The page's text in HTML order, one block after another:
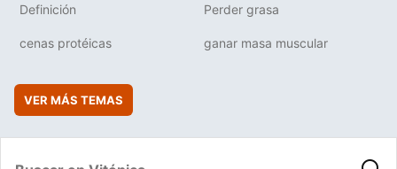
Definición Perder grasa
cenas protéicas ganar masa muscular
VER MÁS TEMAS